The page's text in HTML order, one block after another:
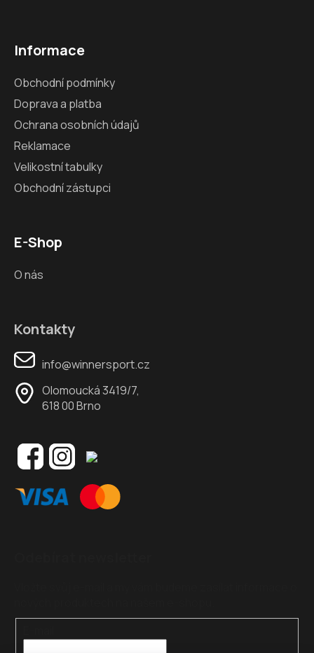
Informace
Obchodní podmínky
Doprava a platba
Ochrana osobních údajů
Reklamace
Velikostní tabulky
Obchodní zástupci
E-Shop
O nás
Kontakty
info@winnersport.cz
Olomoucká 3419/7,
618 00 Brno